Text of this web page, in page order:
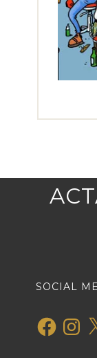
SOCIAL
Facebook X